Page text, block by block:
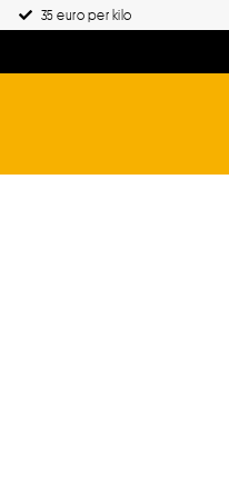
35 euro per kilo